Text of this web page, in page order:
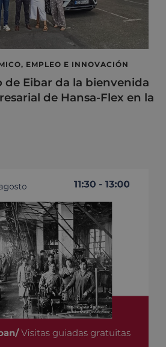
EMPLEO E INNOVACIÓN
Eibar da la bienvenida
de Hansa-Flex en la